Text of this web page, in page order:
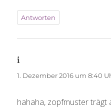
Antworten
i
1. Dezember 2016 um 8:40
hahaha, zopfmuster trägt